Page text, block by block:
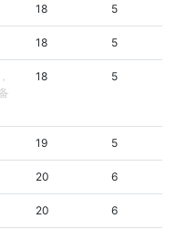
18 5
18 5
18 5
19 5
20 6
20 6